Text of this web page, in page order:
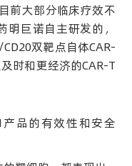
前大部分临床疗效不
明巨诺自主研发的，
双靶点自体CAR-
时和更经济的CAR-T
产品的有效性和安全